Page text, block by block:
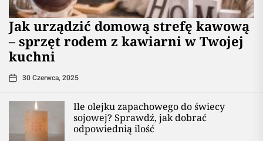
​Jak urządzić domową strefę kawową
– sprzęt rodem z kawiarni w Twojej
kuchni
30 Czerwca, 2025
Ile olejku zapachowego do świecy
sojowej? Sprawdź, jak dobrać
odpowiednią ilość